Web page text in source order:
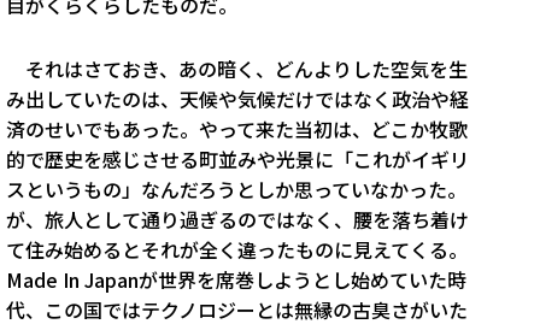
それはさておき、あの暗く、どんよりした空気を生
み出していたのは、天候や気候だけではなく政治や経
済のせいでもあった。やって来た当初は、どこか牧歌
的で歴史を感じさせる町並みや光景に「これがイギリ
スというもの」なんだろうとしか思っていなかった。
が、旅人として通り過ぎるのではなく、腰を落ち着け
て住み始めるとそれが全く違ったものに見えてくる。
Made In Japanが世界を席巻しようとし始めていた時
代、この国ではテクノロジーとは無縁の古臭さがいた